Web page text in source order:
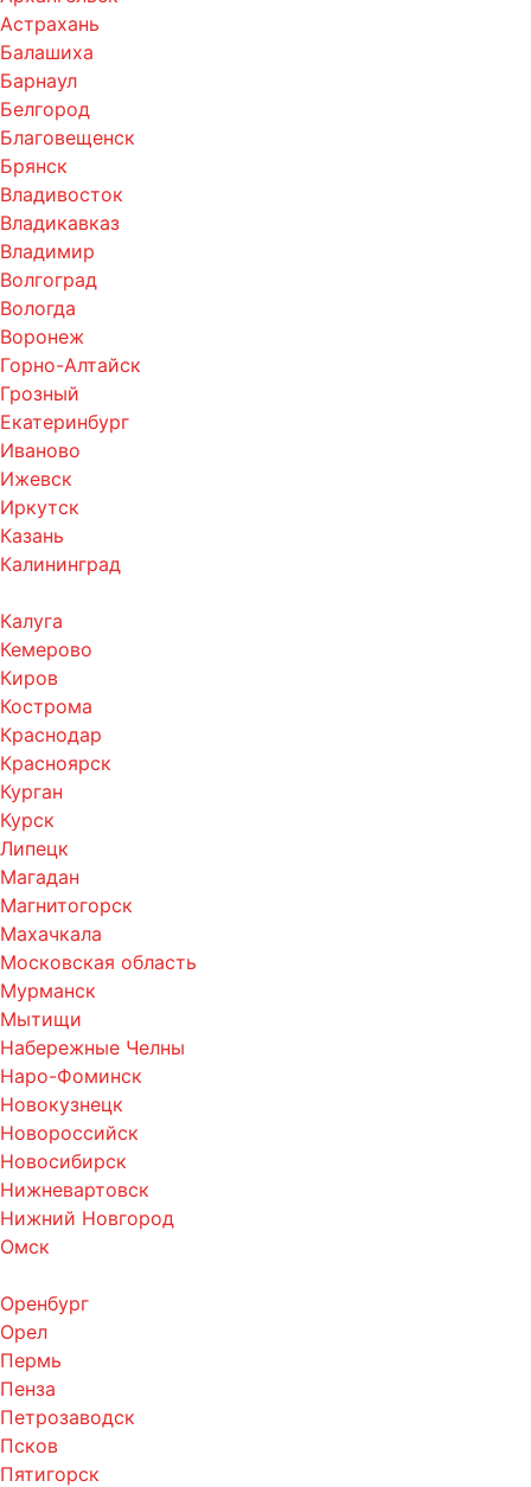
Астрахань
Балашиха
Барнаул
Белгород
Благовещенск
Брянск
Владивосток
Владикавказ
Владимир
Волгоград
Вологда
Воронеж
Горно-Алтайск
Грозный
Екатеринбург
Иваново
Ижевск
Иркутск
Казань
Калининград
Калуга
Кемерово
Киров
Кострома
Краснодар
Красноярск
Курган
Курск
Липецк
Магадан
Магнитогорск
Махачкала
Московская область
Мурманск
Мытищи
Набережные Челны
Наро-Фоминск
Новокузнецк
Новороссийск
Новосибирск
Нижневартовск
Нижний Новгород
Омск
Оренбург
Орел
Пермь
Пенза
Петрозаводск
Псков
Пятигорск